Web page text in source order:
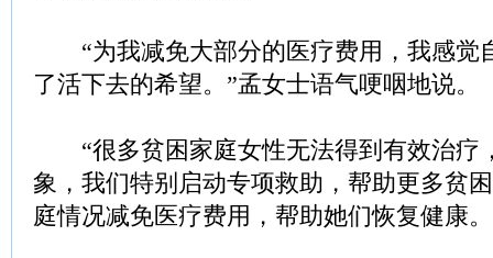
“为我减免大部分的医疗费用，我感觉
了活下去的希望。”孟女士语气哽咽地说。
“很多贫困家庭女性无法得到有效治疗
象，我们特别启动专项救助，帮助更多贫
庭情况减免医疗费用，帮助她们恢复健康